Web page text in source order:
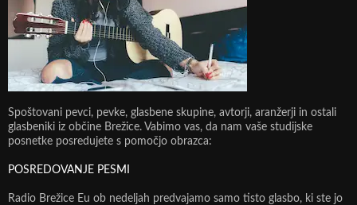
Spoštovani pevci, pevke, glasbene skupine, avtorji, aranžerji in ostali
glasbeniki iz občine Brežice. Vabimo vas, da nam vaše studijske
posnetke posredujete s pomočjo obrazca:
POSREDOVANJE PESMI
Radio Brežice Eu ob nedeljah predvajamo samo tisto glasbo, ki ste jo